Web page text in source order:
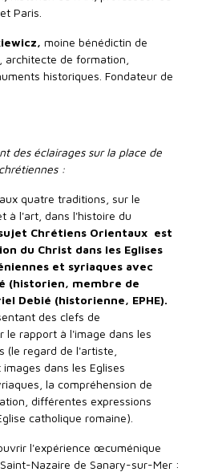
Paris.
moine bénédictin de
architecte de formation,
historiques. Fondateur de
des éclairages sur la place de
:
quatre traditions, sur le
à l'art, dans l'histoire du
Chrétiens Orientaux est
du Christ dans les Eglises
et syriaques avec
(historien, membre de
Debié (historienne, EPHE).
des clefs de
le rapport à l'image dans les
(le regard de l'artiste,
dans les Eglises
la compréhension de
différentes expressions
catholique romaine).
l'expérience œcuménique
Nazaire de Sanary-sur-Mer :